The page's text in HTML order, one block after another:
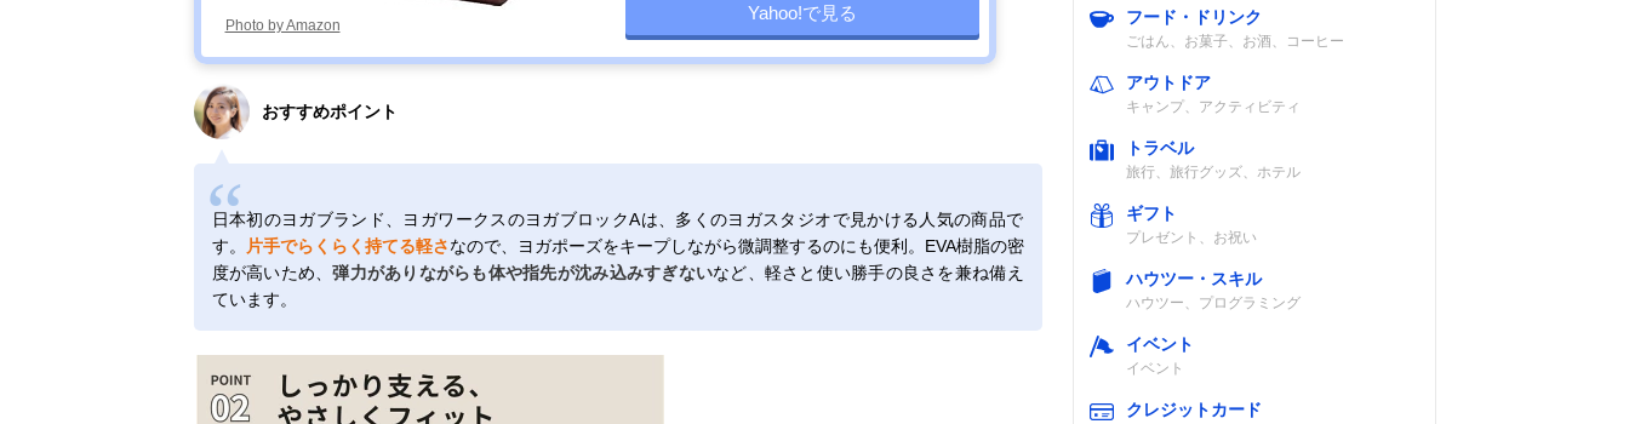
Photo by Amazon
Yahoo!で見る
おすすめポイント
日本初のヨガブランド、ヨガワークスのヨガブロックAは、多くのヨガスタジオで見かける人気の商品で
す。
片手でらくらく持てる軽さなので、ヨガポーズをキープしながら微調整するのにも便利。EVA樹脂の密
度が高いため、弾力がありながらも体や指先が沈み込みすぎないなど、軽さと使い勝手の良さを兼ね備え
ています。
フード・ドリンク
ごはん、お菓子、お酒、コーヒー
アウトドア
キャンプ、アクティビティ
トラベル
旅行、旅行グッズ、ホテル
ギフト
プレゼント、お祝い
ハウツー・スキル
ハウツー、プログラミング
イベント
イベント
クレジットカード